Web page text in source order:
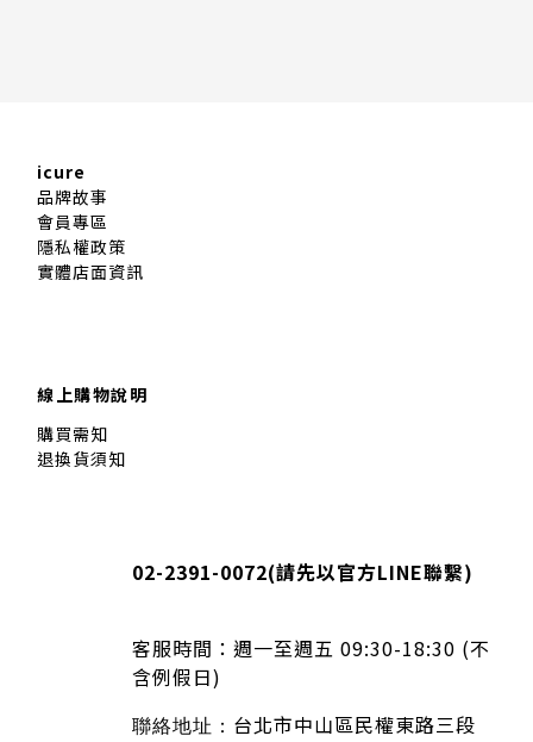
icure
品牌故事
會員專區
隱私權政策
實體店面資訊
線上購物說明
購買需知
退換貨須知
02-2391-0072(請先以官方LINE聯繫)
客服時間： 週一至週五 09:30-18:30 (不
含例假日)
聯絡地址： 台北市中山區民權東路三段